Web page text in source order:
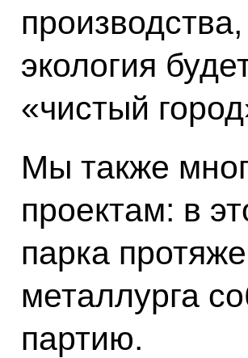
экология
«чистый
Мы также
проектам: в
парка
металлурга
партию.